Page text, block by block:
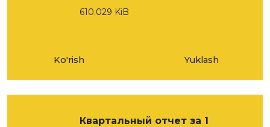
610.029 KiB
Ko'rish Yuklash
Квартальный отчет за 1